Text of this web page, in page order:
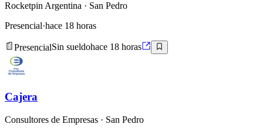
Rocketpin Argentina · San Pedro
Presencial·hace 18 horas
PresencialSin sueldohace 18 horas
Cajera
Consultores de Empresas · San Pedro